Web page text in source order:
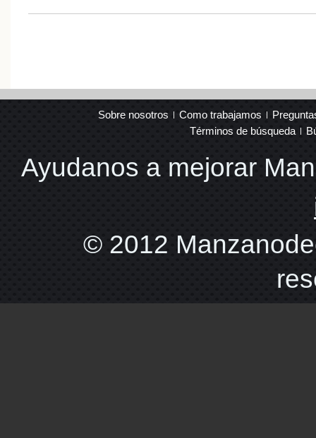
Sobre nosotros Como trabajamos
Términos de búsqueda
Ayudanos a mejorar
© 2012